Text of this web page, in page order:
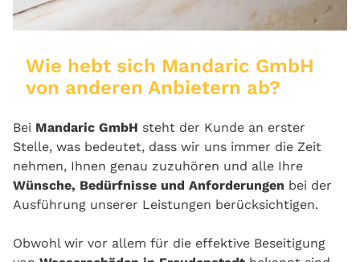
Wie hebt sich Mandaric GmbH
von anderen Anbietern ab?
Bei Mandaric GmbH steht der Kunde an erster
Stelle, was bedeutet, dass wir uns immer die Zeit
nehmen, Ihnen genau zuzuhören und alle Ihre
Wünsche, Bedürfnisse und Anforderungen bei der
Ausführung unserer Leistungen berücksichtigen.
Obwohl wir vor allem für die effektive Beseitigung